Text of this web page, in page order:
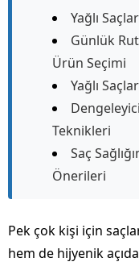
Yağlı
Günlük
Ürün Seçimi
Yağlı
Teknikleri
Saç
Önerileri
Pek çok kişi için
hem de hijyenik